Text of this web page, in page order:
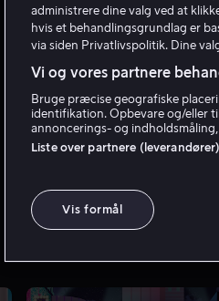
administrere dine valg ved at
hvis et behandlingsgrundlag er
via siden Privatlivspolitik. Dine
Vi og vores partnere
Bruge præcise geografiske
identifikation. Opbevare og/eller
annoncerings- og
Liste over partnere (leverandører)
Vis formål